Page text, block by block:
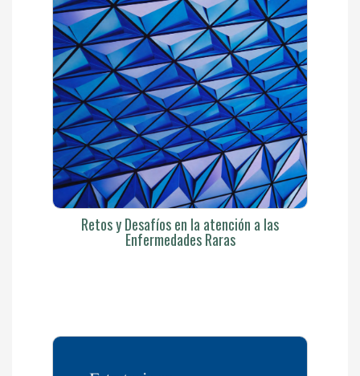
Retos y Desafíos en la atención a las
Enfermedades Raras